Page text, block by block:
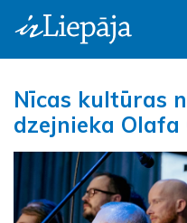
Nīcas kultūras
dzejnieka